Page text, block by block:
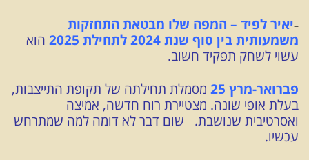
–יאיר לפיד – המפה שלו מבטאת התחזקות
משמעותית בין סוף שנת 2024 לתחילת 2025
הוא
עשוי לשחק תפקיד חשוב.
פברואר-מרץ 25
מסמלת תחילתה של תקופת התייצבות,
בעלת אופי שונה. מצטיירת רוח חדשה, אמיצה
ואסרטיבית שנושבת. שום דבר לא דומה למה שמתרחש
עכשיו.